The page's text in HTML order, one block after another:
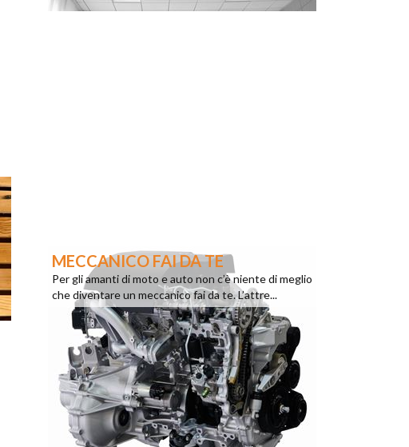
MECCANICO FAI DA TE
Per gli amanti di moto e auto non c’è niente di meglio
che diventare un meccanico fai da te. L’attre...